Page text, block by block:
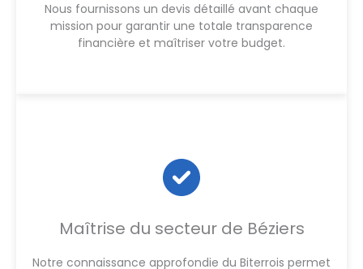
Nous fournissons un devis détaillé avant chaque
mission pour garantir une totale transparence
financière et maîtriser votre budget.
Maîtrise du secteur de Béziers
Notre connaissance approfondie du Biterrois permet